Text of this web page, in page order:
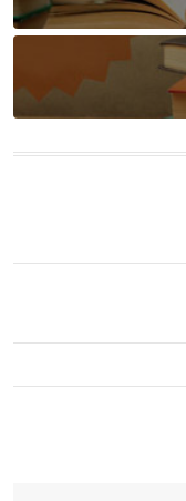
التي ارتبطت
خاصة، حيث يحرص